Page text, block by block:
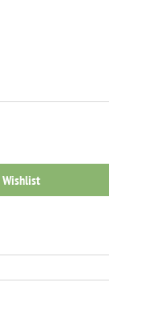
Wishlist